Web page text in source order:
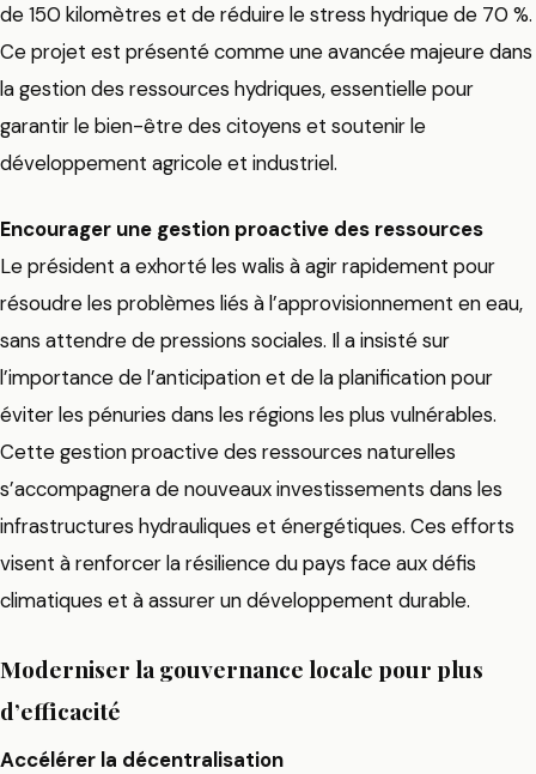
de 150 kilomètres et de réduire le stress hydrique de 70 %.
Ce projet est présenté comme une avancée majeure dans
la gestion des ressources hydriques, essentielle pour
garantir le bien-être des citoyens et soutenir le
développement agricole et industriel.
Encourager une gestion proactive des ressources
Le président a exhorté les walis à agir rapidement pour
résoudre les problèmes liés à l’approvisionnement en eau,
sans attendre de pressions sociales. Il a insisté sur
l’importance de l’anticipation et de la planification pour
éviter les pénuries dans les régions les plus vulnérables.
Cette gestion proactive des ressources naturelles
s’accompagnera de nouveaux investissements dans les
infrastructures hydrauliques et énergétiques. Ces efforts
visent à renforcer la résilience du pays face aux défis
climatiques et à assurer un développement durable.
Moderniser la gouvernance locale pour plus
d’efficacité
Accélérer la décentralisation